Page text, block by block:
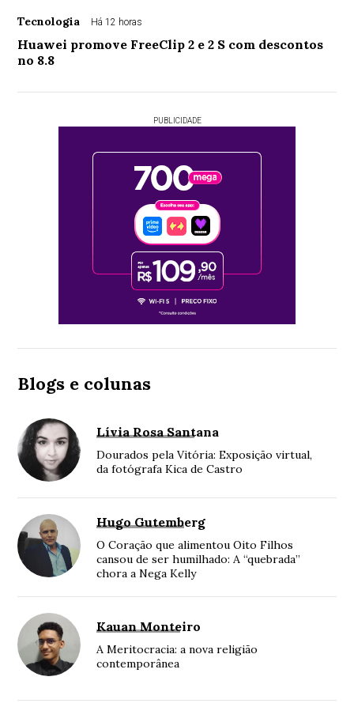
Tecnologia Há 12 horas
Huawei promove FreeClip 2 e 2 S com descontos
no 8.8
PUBLICIDADE
Blogs e colunas
Lívia Rosa Santana
Dourados pela Vitória: Exposição virtual,
da fotógrafa Kica de Castro
Hugo Gutemberg
O Coração que alimentou Oito Filhos
cansou de ser humilhado: A “quebrada”
chora a Nega Kelly
Kauan Monteiro
A Meritocracia: a nova religião
contemporânea